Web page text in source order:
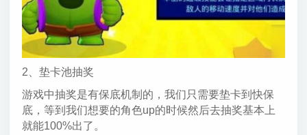
2、垫卡池抽奖
游戏中抽奖是有保底机制的，我们只需要垫卡到快保
底，等到我们想要的角色up的时候然后去抽奖基本上
就能100%出了。